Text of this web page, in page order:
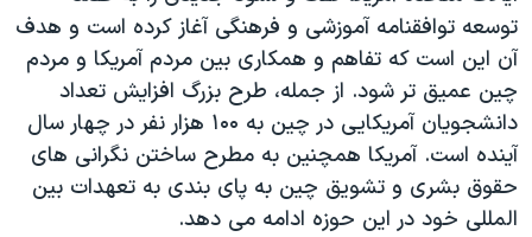
توسعه توافقنامه آموزشی و فرهنگی آغاز کرده است و هدف
آن این است که تفاهم و همکاری بین مردم آمریکا و مردم
چین عمیق تر شود. از جمله، طرح بزرگ افزایش تعداد
دانشجویان آمریکایی در چین به ۱۰۰ هزار نفر در چهار سال
آینده است. آمریکا همچنین به مطرح ساختن نگرانی های
حقوق بشری و تشویق چین به پای بندی به تعهدات بین
المللی خود در این حوزه ادامه می دهد.